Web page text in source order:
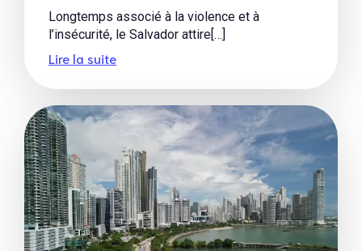
Longtemps associé à la violence et à
l’insécurité, le Salvador attire[…]
Lire la suite